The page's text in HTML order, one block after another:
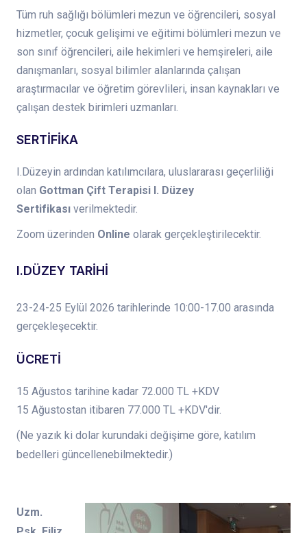
Tüm ruh sağlığı bölümleri mezun ve öğrencileri, sosyal
hizmetler, çocuk gelişimi ve eğitimi bölümleri mezun ve
son sınıf öğrencileri, aile hekimleri ve hemşireleri, aile
danışmanları, sosyal bilimler alanlarında çalışan
araştırmacılar ve öğretim görevlileri, insan kaynakları ve
çalışan destek birimleri uzmanları.
SERTİFİKA
I.Düzeyin ardından katılımcılara, uluslararası geçerliliği
olan Gottman Çift Terapisi I. Düzey
Sertifikası verilmektedir.
Zoom üzerinden Online olarak gerçekleştirilecektir.
I.DÜZEY TARİHİ
23-24-25 Eylül 2026 tarihlerinde 10:00-17.00 arasında
gerçekleşecektir.
ÜCRETİ
15 Ağustos tarihine kadar 72.000 TL +KDV
15 Ağustostan itibaren 77.000 TL +KDV'dir.
(Ne yazık ki dolar kurundaki değişime göre, katılım
bedelleri güncellenebilmektedir.)
Uzm.